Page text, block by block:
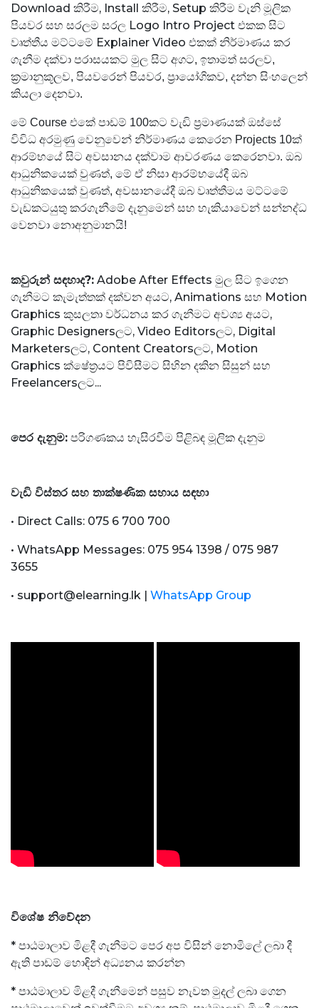
Download කිරීම, Install කිරීම, Setup කිරීම වැනි මූලික
පියවර සහ සරලම සරල Logo Intro Project එකක සිට
වෘත්තීය මට්ටමේ Explainer Video එකක් නිර්මාණය කර
ගැනීම දක්වා පරාසයකට මුල සිට අගට, ඉතාමත් සරලව,
ක්‍රමානුකූලව, පියවරෙන් පියවර, ප්‍රායෝගිකව, දන්න සිංහලෙන්
කියලා දෙනවා.
මේ Course එකේ පාඩම් 100කට වැඩි ප්‍රමාණයක් ඔස්සේ
විවිධ අරමුණු වෙනුවෙන් නිර්මාණය කෙරෙන Projects 10ක්
ආරම්භයේ සිට අවසානය දක්වාම ආවරණය කෙරෙනවා. ඔබ
ආධුනිකයෙක් වුණත්, මේ ඒ නිසා ආරම්භයේදී ඔබ
ආධුනිකයෙක් වුණත්, අවසානයේදී ඔබ වෘත්තීමය මට්ටමේ
වැඩකටයුතු කරගැනීමේ දැනුමෙන් සහ හැකියාවෙන් සන්නද්ධ
වෙනවා නොඅනුමානයි!
කවුරුන් සඳහාද?: Adobe After Effects මුල සිට ඉගෙන
ගැනීමට කැමැත්තක් දක්වන අයට, Animations සහ Motion
Graphics කුසලතා වර්ධනය කර ගැනීමට අවශ්‍ය අයට,
Graphic Designersලට, Video Editorsලට, Digital
Marketersලට, Content Creatorsලට, Motion
Graphics ක්ෂේත්‍රයට පිවිසීමට සිහින දකින සිසුන් සහ
Freelancersලට...
පෙර දැනුම: පරිගණකය හැසිරවීම පිළිබඳ මූලික දැනුම
වැඩි විස්තර සහ තාක්ෂණික සහාය සඳහා
• Direct Calls: 075 6 700 700
• WhatsApp Messages: 075 954 1398 / 075 987
3655
• support@elearning.lk | WhatsApp Group
විශේෂ නිවේදන
* පාඨමාලාව මිළදී ගැනීමට පෙර අප විසින් නොමිලේ ලබා දී
ඇති පාඩම් හොඳින් අධ්‍යනය කරන්න
* පාඨමාලාව මිළදී ගැනීමෙන් පසුව නැවත මුදල් ලබා ගෙන